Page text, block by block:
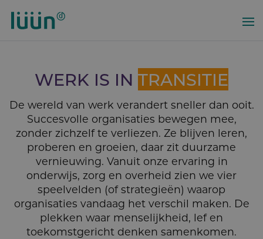
WERK IS IN TRANSITIE
De wereld van werk verandert sneller dan ooit.
Succesvolle organisaties bewegen mee,
zonder zichzelf te verliezen. Ze blijven leren,
proberen en groeien, daar zit duurzame
vernieuwing. Vanuit onze ervaring in
onderwijs, zorg en overheid zien we vier
speelvelden (of strategieën) waarop
organisaties vandaag het verschil maken. De
plekken waar menselijkheid, lef en
toekomstgericht denken samenkomen.